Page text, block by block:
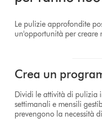
Le pulizie approfondite
un'opportunità per
Crea un
Dividi le attività di pulizia
settimanali e mensili
prevengono la necessità